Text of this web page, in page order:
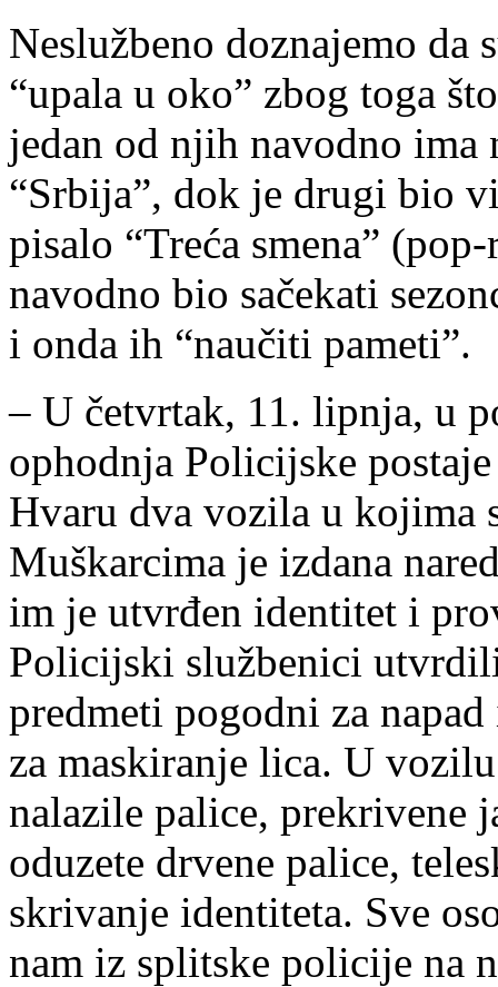
Neslužbeno doznajemo
“upala u oko” zbog toga
jedan od njih navodno ima
“Srbija”, dok je drugi bio
pisalo “Treća smena”
navodno bio sačekati
i onda ih “naučiti pameti”.
– U četvrtak, 11. lipnja, u
ophodnja Policijske
Hvaru dva vozila u kojima
Muškarcima je izdana
im je utvrđen identitet i
Policijski službenici
predmeti pogodni za
za maskiranje lica. U
nalazile palice, prekrivene
oduzete drvene palice,
skrivanje identiteta. Sve
nam iz splitske policije na